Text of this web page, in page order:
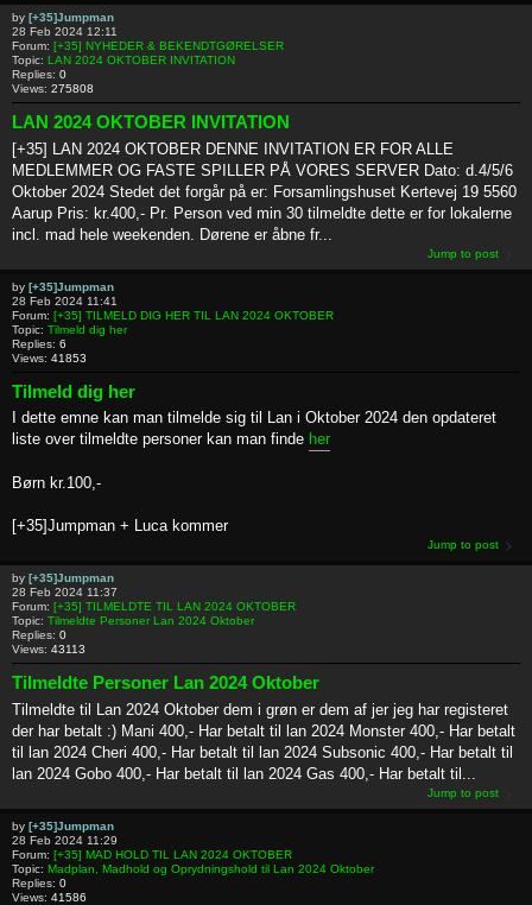
by [+35]Jumpman
28 Feb 2024 12:11
Forum: [+35] NYHEDER & BEKENDTGØRELSER
Topic: LAN 2024 OKTOBER INVITATION
Replies: 0
Views: 275808
LAN 2024 OKTOBER INVITATION
[+35] LAN 2024 OKTOBER DENNE INVITATION ER FOR ALLE
MEDLEMMER OG FASTE SPILLER PÅ VORES SERVER Dato: d.4/5/6
Oktober 2024 Stedet det forgår på er: Forsamlingshuset Kertevej 19 5560
Aarup Pris: kr.400,- Pr. Person ved min 30 tilmeldte dette er for lokalerne
incl. mad hele weekenden. Dørene er åbne fr...
Jump to post
by [+35]Jumpman
28 Feb 2024 11:41
Forum: [+35] TILMELD DIG HER TIL LAN 2024 OKTOBER
Topic: Tilmeld dig her
Replies: 6
Views: 41853
Tilmeld dig her
I dette emne kan man tilmelde sig til Lan i Oktober 2024 den opdateret
liste over tilmeldte personer kan man finde her
Børn kr.100,-
[+35]Jumpman + Luca kommer
Jump to post
by [+35]Jumpman
28 Feb 2024 11:37
Forum: [+35] TILMELDTE TIL LAN 2024 OKTOBER
Topic: Tilmeldte Personer Lan 2024 Oktober
Replies: 0
Views: 43113
Tilmeldte Personer Lan 2024 Oktober
Tilmeldte til Lan 2024 Oktober dem i grøn er dem af jer jeg har registeret
der har betalt :) Mani 400,- Har betalt til lan 2024 Monster 400,- Har betalt
til lan 2024 Cheri 400,- Har betalt til lan 2024 Subsonic 400,- Har betalt til
lan 2024 Gobo 400,- Har betalt til lan 2024 Gas 400,- Har betalt til...
Jump to post
by [+35]Jumpman
28 Feb 2024 11:29
Forum: [+35] MAD HOLD TIL LAN 2024 OKTOBER
Topic: Madplan, Madhold og Oprydningshold til Lan 2024 Oktober
Replies: 0
Views: 41586